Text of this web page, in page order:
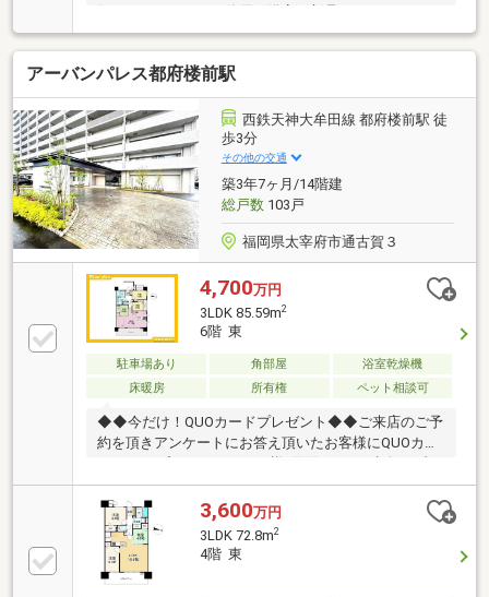
シャーワー式トイレ交換済！是非ご内覧ください！
アーバンパレス都府楼前駅
西鉄天神大牟田線 都府楼前駅 徒
歩3分
その他の交通
築3年7ヶ月/14階建
総戸数103戸
福岡県太宰府市通古賀３
4,700万円
3LDK 85.59m2
6階 東
駐車場あり 角部屋
浴室乾燥機
床暖房
所有権 ペット相談可
◆◆今だけ！QUOカードプレゼント◆◆ご来店のご予
約を頂きアンケートにお答え頂いたお客様にQUOカー
【見学予約する】(無料)をクリックで簡単に予約がで
きます。【センチュリー２１】■ 世界85の国と地域
に、14000店舗、15万人もの営業スタッフ （2022年
9月末時点）。これが世界最大級の不動産ネットワー
ク 「センチュリー21」です!■「安心」と「信頼」をモ
ットーに店舗ネットワークを拡大し、 北海道から沖縄
3,600万円
3LDK 72.8m2
4階 東